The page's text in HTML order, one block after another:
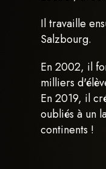
Il travaille
Salzbourg.
En 2002, il
milliers
En 2019, il
oubliés à un
continents !